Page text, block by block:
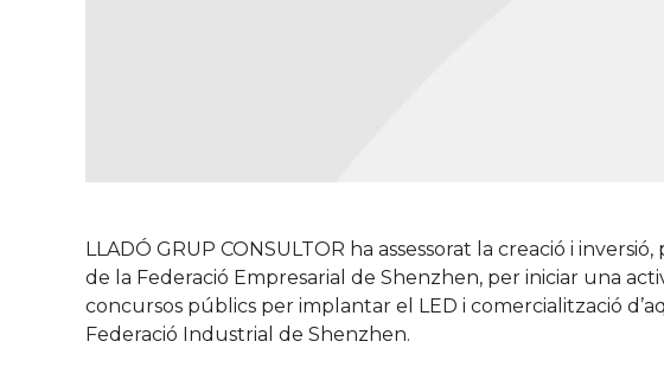
LLADÓ GRUP CONSULTOR ha assessorat la creació i
de la Federació Empresarial de Shenzhen, per iniciar una
concursos públics per implantar el LED i comercialització
Federació Industrial de Shenzhen.